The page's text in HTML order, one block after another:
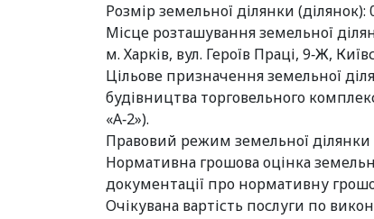
Розмір земельної ділянки (ділянок):
Місце розташування земельної
м. Харків, вул. Героїв Праці, 9‑Ж,
Цільове призначення земельної
будівництва торговельного
«А‑2»).
Правовий режим земельної ділянки
Нормативна грошова оцінка
документації про нормативну
Очікувана вартість послуги по